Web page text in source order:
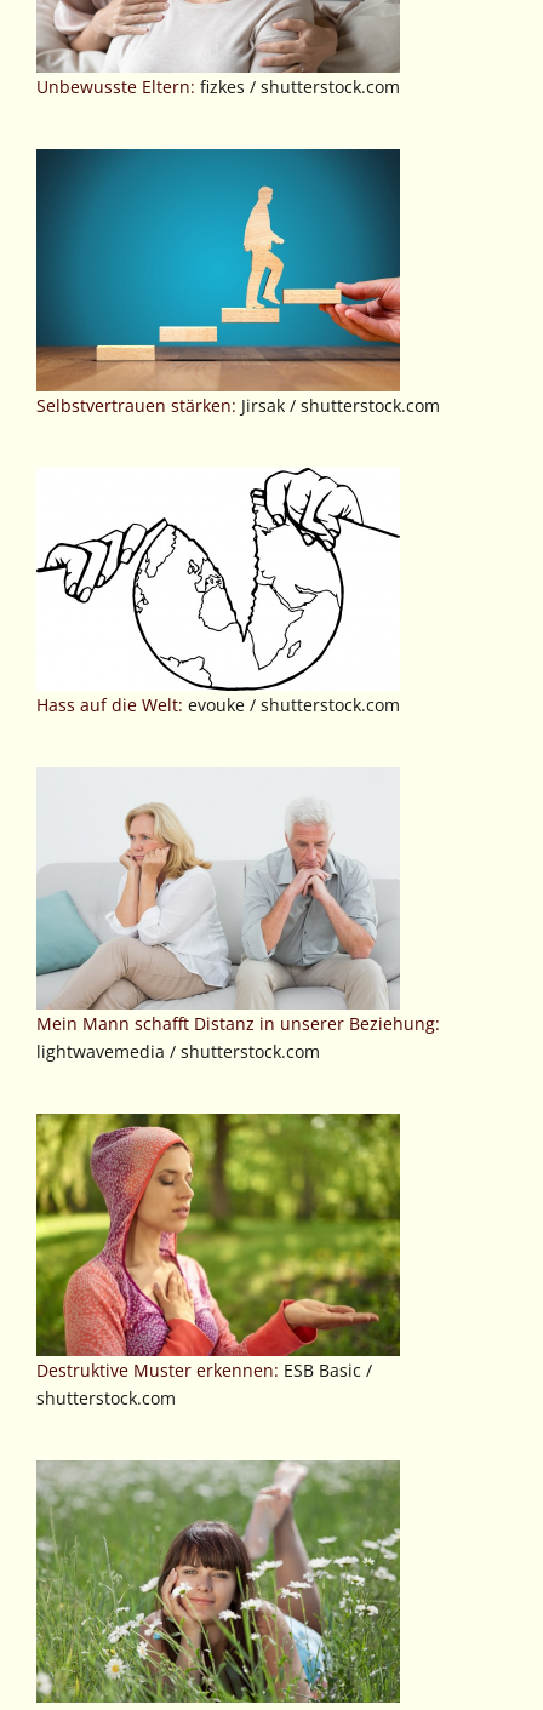
Unbewusste Eltern: fizkes / shutterstock.com
Selbstvertrauen stärken: Jirsak / shutterstock.com
Hass auf die Welt: evouke / shutterstock.com
Mein Mann schafft Distanz in unserer Beziehung:
lightwavemedia / shutterstock.com
Destruktive Muster erkennen: ESB Basic /
shutterstock.com